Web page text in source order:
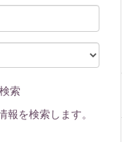
索
報を検索します。